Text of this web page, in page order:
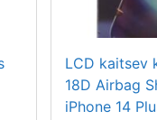
LCD kaitsev
18D Airbag
iPhone 14